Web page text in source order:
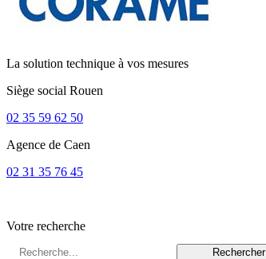
La solution technique à vos mesures
Siège social Rouen
02 35 59 62 50
Agence de Caen
02 31 35 76 45
Votre recherche
Rechercher